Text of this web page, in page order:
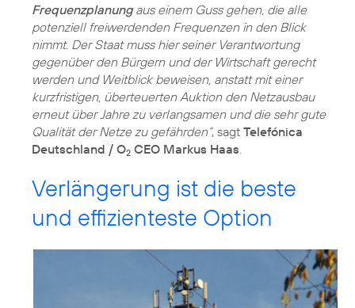
Frequenzplanungaus einem Guss gehen, die alle
potenziell freiwerdenden Frequenzen in den Blick
nimmt. Der Staat muss hier seiner Verantwortung
gegenüber den Bürgern und der Wirtschaft gerecht
werden und Weitblick beweisen, anstatt mit einer
kurzfristigen, überteuerten Auktion den Netzausbau
erneut über Jahre zu verlangsamen und die sehr gute
Qualität der Netze zu gefährden“, sagt Telefónica
Deutschland / O2 CEO Markus Haas
Verlängerung ist die beste
und effizienteste Option